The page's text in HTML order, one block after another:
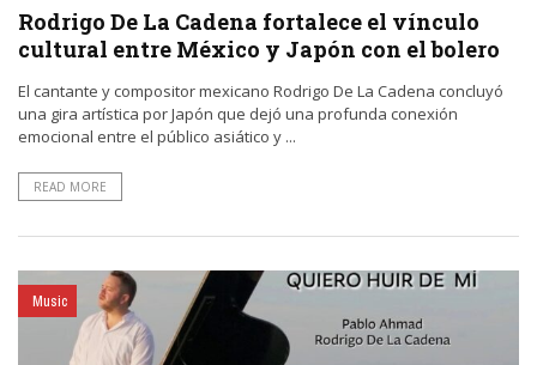
Rodrigo De La Cadena fortalece el vínculo
cultural entre México y Japón con el bolero
El cantante y compositor mexicano Rodrigo De La Cadena concluyó
una gira artística por Japón que dejó una profunda conexión
emocional entre el público asiático y ...
READ MORE
Music